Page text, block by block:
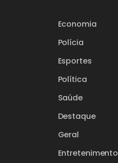
Economia
Polícia
Esportes
Política
Saúde
Destaque
Geral
Entretenimento